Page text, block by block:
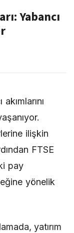
Yabancı
ilişkin
FTSE
pay
yönelik
yatırım